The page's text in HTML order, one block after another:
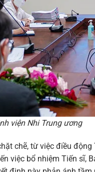
viện Nhi Trung ương
chẽ, từ việc điều
việc bổ nhiệm Tiến sĩ,